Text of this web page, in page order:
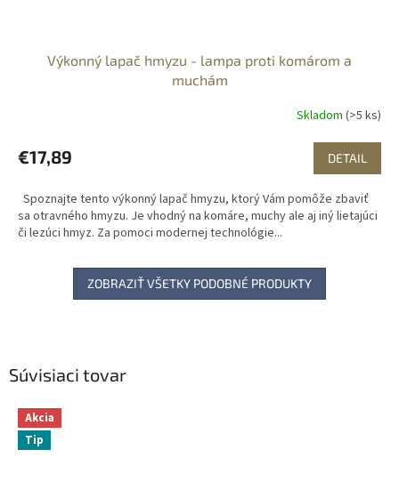
Súvisiaci tovar
Akcia
Tip
Výkonný lapač hmyzu - lampa proti komárom a
muchám
Skladom (>5 ks)
€17,89 DETAIL
Spoznajte tento výkonný lapač hmyzu, ktorý Vám pomôže zbaviť
sa otravného hmyzu. Je vhodný na komáre, muchy ale aj iný lietajúci
či lezúci hmyz. Za pomoci modernej technológie...
ZOBRAZIŤ VŠETKY PODOBNÉ PRODUKTY